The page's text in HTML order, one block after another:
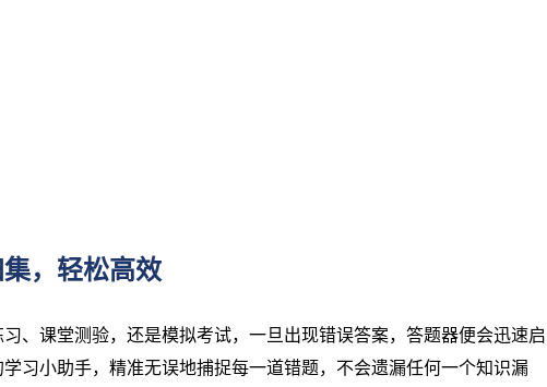
，轻松高效
、课堂测验，还是模拟考试，一旦出现错误答案，答题器便会迅速启
习小助手，精准无误地捕捉每一道错题，不会遗漏任何一个知识漏